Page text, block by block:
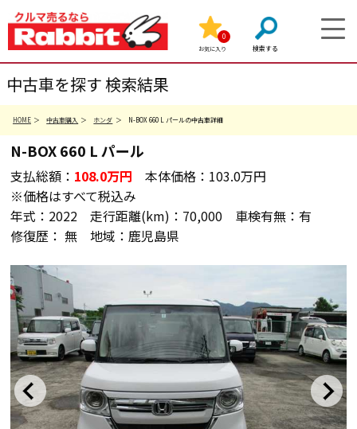
お気に入り
0
中古車を探す 検索結果
HOME 中古車購入 ホンダ N-BOX 660 L パールの中古車詳細
N-BOX660 L パール
支払総額： 108.0万円 本体価格： 103.0万円
※価格はすべて税込み
年式： 2022 走行距離(km)： 70,000 車検有無： 有
修復歴： 無 地域： 鹿児島県